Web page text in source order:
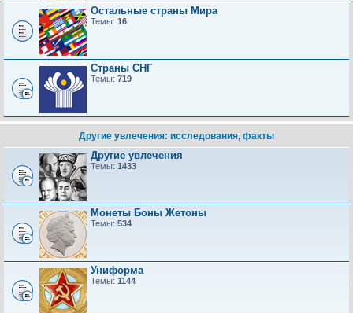
Остальные страны Мира
Темы: 16
Страны СНГ
Темы: 719
Другие увлечения: исследования, факты
Другие увлечения
Темы: 1433
Монеты Боны Жетоны
Темы: 534
Униформа
Темы: 1144